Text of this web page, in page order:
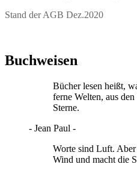
Stand der AGB Dez.2020
Buchweisen
Bücher lesen heißt,
ferne Welten, aus
Sterne.
- Jean Paul -
Worte sind Luft.
Wind und macht die